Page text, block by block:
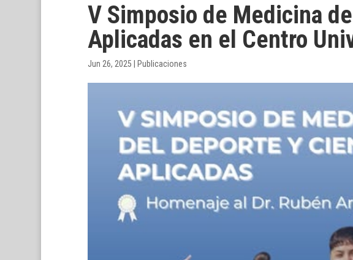
V Simposio de Medicina
Aplicadas en el Centro
Jun 26, 2025 Publicaciones